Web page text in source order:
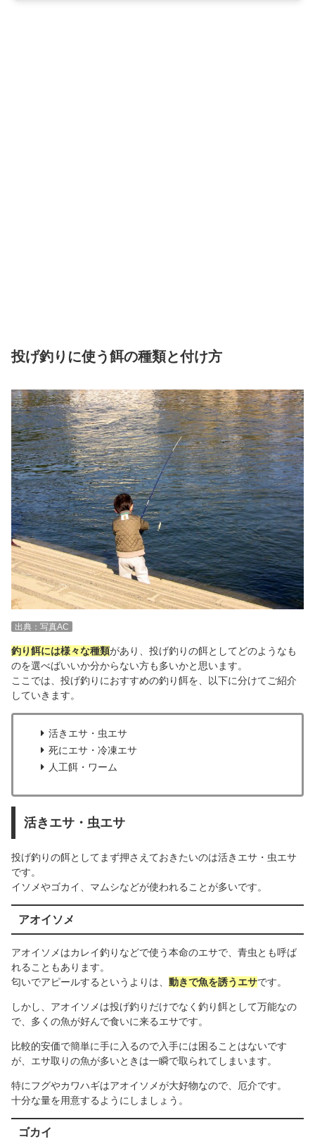
投げ釣りに使う餌の種類と付け方
出典：写真AC
釣り餌には様々な種類があり、投げ釣りの餌としてどのようなも
のを選べばいいか分からない方も多いかと思います。
ここでは、投げ釣りにおすすめの釣り餌を、以下に分けてご紹介
していきます。
活きエサ・虫エサ
死にエサ・冷凍エサ
人工餌・ワーム
活きエサ・虫エサ
投げ釣りの餌としてまず押さえておきたいのは活きエサ・虫エサ
です。
イソメやゴカイ、マムシなどが使われることが多いです。
アオイソメ
アオイソメはカレイ釣りなどで使う本命のエサで、青虫とも呼ば
れることもあります。
匂いでアピールするというよりは、 動きで魚を誘うエサです。
しかし、アオイソメは投げ釣りだけでなく釣り餌として万能なの
で、多くの魚が好んで食いに来るエサです。
比較的安価で簡単に手に入るので入手には困ることはないです
が、エサ取りの魚が多いときは一瞬で取られてしまいます。
特にフグやカワハギはアオイソメが大好物なので、厄介です。
十分な量を用意するようにしましょう。
ゴカイ